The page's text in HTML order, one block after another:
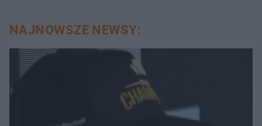
NAJNOWSZE NEWSY: